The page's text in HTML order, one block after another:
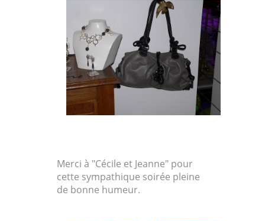
Merci à "Cécile et Jeanne" pour
cette sympathique soirée pleine
de bonne humeur.